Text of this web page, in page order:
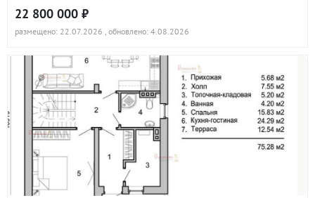
22 800 000 ₽
размещено: 22.07.2026 , обновлено: 4.08.2026